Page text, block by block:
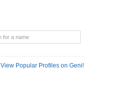
View Popular Profiles on Geni!